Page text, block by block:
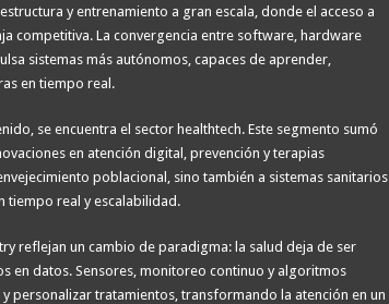
y entrenamiento a gran escala, donde el acceso a
competitiva. La convergencia entre software, hardware
sistemas más autónomos, capaces de aprender,
en tiempo real.
se encuentra el sector healthtech. Este segmento sumó
en atención digital, prevención y terapias
poblacional, sino también a sistemas sanitarios
tiempo real y escalabilidad.
reflejan un cambio de paradigma: la salud deja de ser
en datos. Sensores, monitoreo continuo y algoritmos
personalizar tratamientos, transformando la atención en un